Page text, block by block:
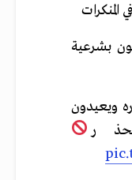
المنكرات
بشرعية
ويعيدون